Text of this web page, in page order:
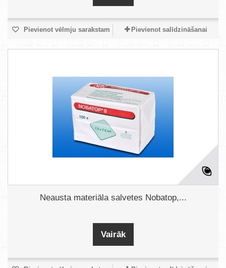
Pievienot vēlmju sarakstam Pievienot salīdzināšanai
Neausta materiāla salvetes Nobatop,...
Vairāk